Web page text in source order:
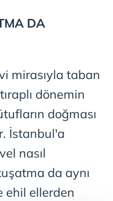
DA
mirasıyla taban
dönemin
doğması
İstanbul'a
nasıl
da aynı
ehil ellerden